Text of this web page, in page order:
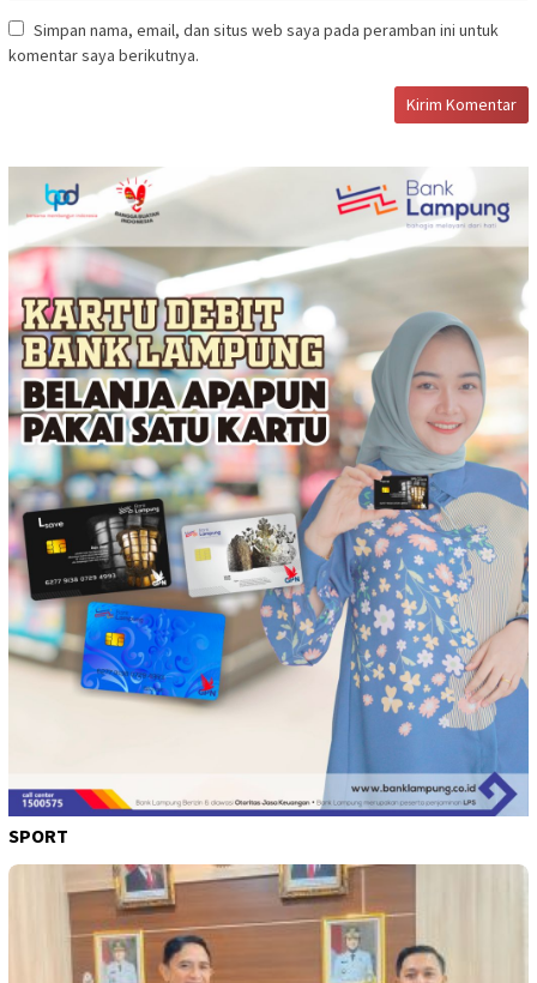
Simpan nama, email, dan situs web saya pada peramban ini untuk
komentar saya berikutnya.
SPORT